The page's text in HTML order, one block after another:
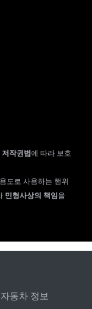
저작권법에 따라 보호
도로 사용하는 행위
민형사상의 책임을
자동차 정보